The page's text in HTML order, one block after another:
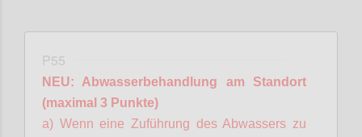
P55
NEU: Abwasserbehandlung am Standort
(maximal 3 Punkte)
a) Wenn eine Zuführung des Abwassers zu